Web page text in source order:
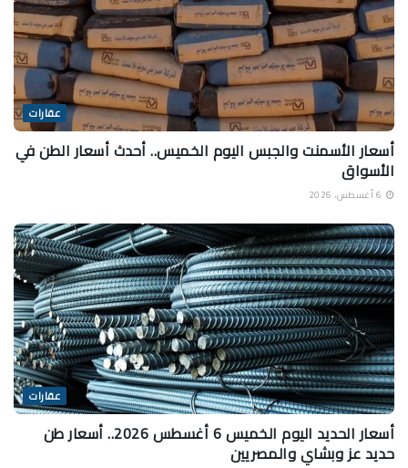
عقارات
أسعار الأسمنت والجبس اليوم الخميس.. أحدث أسعار الطن في
الأسواق
عقارات
أسعار الحديد اليوم الخميس 6 أغسطس 2026.. أسعار طن
حديد عز وبشاي والمصريين